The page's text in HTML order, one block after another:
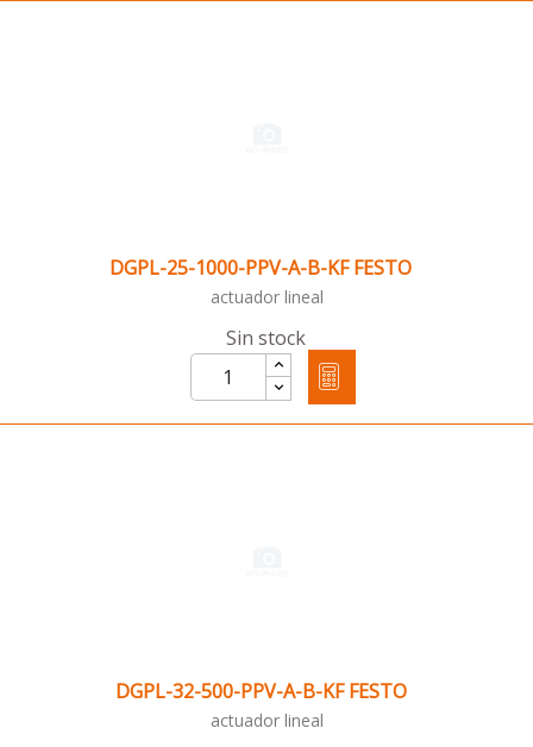
DGPL-25-1000-PPV-A-B-KF FESTO
actuador lineal
Sin stock
DGPL-32-500-PPV-A-B-KF FESTO
actuador lineal